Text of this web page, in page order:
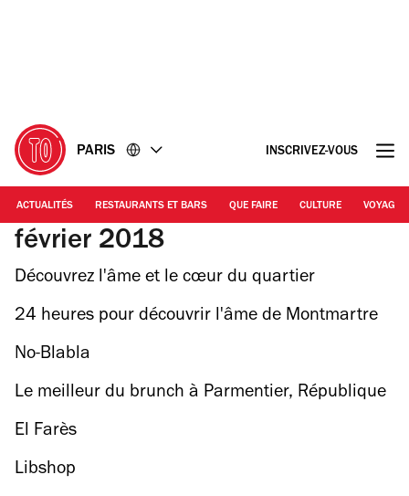
PARIS INSCRIVEZ-VOUS
ACTUALITÉS RESTAURANTS ET BARS QUE FAIRE CULTURE VOYAGE
février 2018
Découvrez l'âme et le cœur du quartier
Ménilmontant en 24h
24 heures pour découvrir l'âme de Montmartre
(mais sans trop suivre les touristes)
No-Blabla
Le meilleur du brunch à Parmentier, République
et Ménilmontant
El Farès
Libshop